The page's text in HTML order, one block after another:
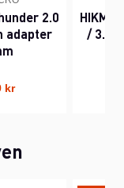
2.0
adapter
kr
/ 3.0